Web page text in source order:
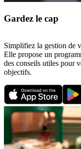
Gardez le cap
Simplifiez la gestion de
Elle propose un
des conseils utiles pour
objectifs.